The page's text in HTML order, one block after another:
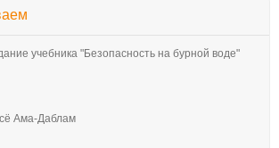
учебника "Безопасность на бурной воде"
Ама-Даблам